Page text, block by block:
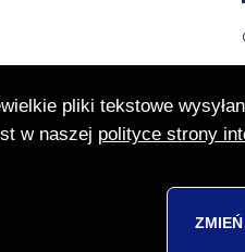
pliki tekstowe
w naszej polityce strony
lokalizację